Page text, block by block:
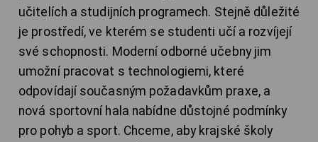
učitelích a studijních programech. Stejně důležité
je prostředí, ve kterém se studenti učí a rozvíjejí
své schopnosti. Moderní odborné učebny jim
umožní pracovat s technologiemi, které
odpovídají současným požadavkům praxe, a
nová sportovní hala nabídne důstojné podmínky
pro pohyb a sport. Chceme, aby krajské školy